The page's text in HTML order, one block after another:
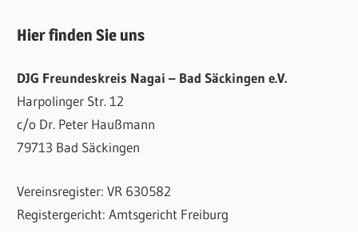
Hier finden Sie uns
DJG Freundeskreis Nagai – Bad Säckingen e.V.
Harpolinger Str. 12
c/o Dr. Peter Haußmann
79713 Bad Säckingen
Vereinsregister: VR 630582
Registergericht: Amtsgericht Freiburg